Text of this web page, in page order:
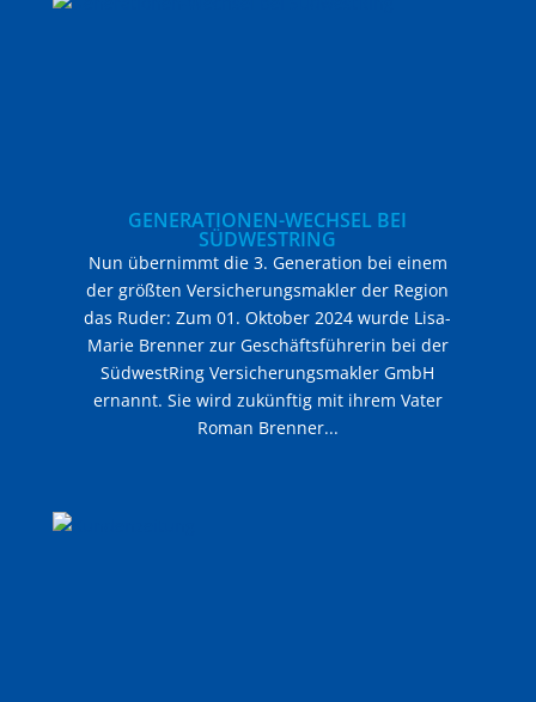
GENERATIONEN-WECHSEL BEI
SÜDWESTRING
Nun übernimmt die 3. Generation bei einem
der größten Versicherungsmakler der Region
das Ruder: Zum 01. Oktober 2024 wurde Lisa-
Marie Brenner zur Geschäftsführerin bei der
SüdwestRing Versicherungsmakler GmbH
ernannt. Sie wird zukünftig mit ihrem Vater
Roman Brenner...